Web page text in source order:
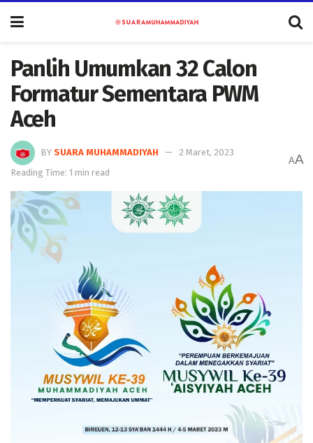
Panlih Umumkan 32 Calon
Formatur Sementara PWM
Aceh
BY SUARA MUHAMMADIYAH
2 Maret, 2023
Reading Time: 1 min read
AA